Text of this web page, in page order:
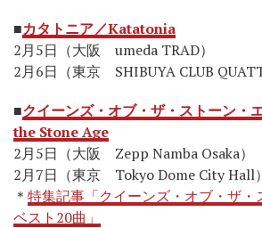
■カタトニア／Katatonia
2月5日（大阪 umeda TRAD）
2月6日（東京 SHIBUYA CLUB
■クイーンズ・オブ・ザ・ストーン・
the Stone Age
2月5日（大阪 Zepp Namba Osaka）
2月7日（東京 Tokyo Dome City Hall）
＊ 特集記事「クイーンズ・オブ・ザ・
ベスト20曲」